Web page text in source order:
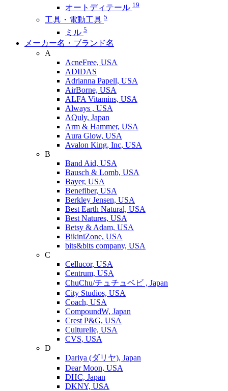
オートディテール 19
工具・電動工具 5
ミル 5
メーカー名・ブランド名
A
AcneFree, USA
ADIDAS
Adrianna Papell, USA
AirBorne, USA
ALFA Vitamins, USA
Always , USA
AQuly, Japan
Arm & Hammer, USA
Aura Glow, USA
Avalon King, Inc, USA
B
Band Aid, USA
Bausch & Lomb, USA
Bayer, USA
Benefiber, USA
Berkley Jensen, USA
Best Earth Natural, USA
Best Natures, USA
Betsy & Adam, USA
BikiniZone, USA
bits&bits company, USA
C
Cellucor, USA
Centrum, USA
ChuChu/チュチュベビ , Japan
City Studios, USA
Coach, USA
CompoundW, Japan
Crest P&G, USA
Culturelle, USA
CVS, USA
D
Dariya (ダリヤ), Japan
Dear Moon, USA
DHC, Japan
DKNY, USA